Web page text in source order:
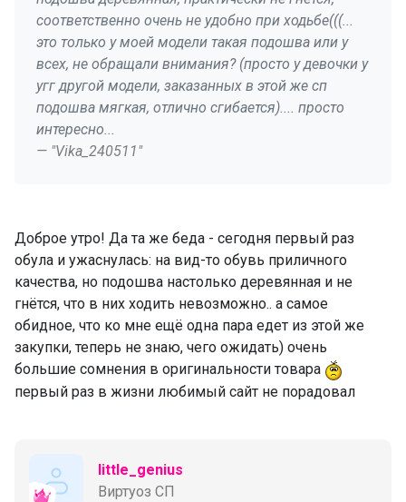
соответственно очень не удобно при ходьбе(((...
это только у моей модели такая подошва или у
всех, не обращали внимания? (просто у девочки у
угг другой модели, заказанных в этой же сп
подошва мягкая, отлично сгибается).... просто
интересно...
— "Vika_240511"
Доброе утро! Да та же беда - сегодня первый раз
обула и ужаснулась: на вид-то обувь приличного
качества, но подошва настолько деревянная и не
гнётся, что в них ходить невозможно.. а самое
обидное, что ко мне ещё одна пара едет из этой же
закупки, теперь не знаю, чего ожидать) очень
большие сомнения в оригинальности товара
первый раз в жизни любимый сайт не порадовал
little_genius
Виртуоз СП